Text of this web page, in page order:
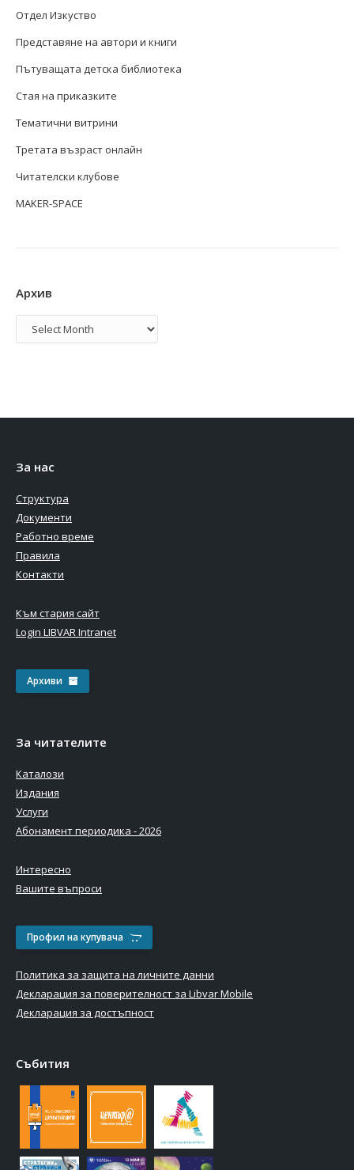
Отдел Изкуство
Представяне на автори и книги
Пътуващата детска библиотека
Стая на приказките
Тематични витрини
Третата възраст онлайн
Читателски клубове
MAKER-SPACE
Архив
Архив
За нас
Структура
Документи
Работно време
Правила
Контакти
Към стария сайт
Login LIBVAR Intranet
Архиви
За читателите
Каталози
Издания
Услуги
Абонамент периодика - 2026
Интересно
Вашите въпроси
Профил на купувача
Политика за защита на личните данни
Декларация за поверителност за Libvar Mobile
Декларация за достъпност
Събития